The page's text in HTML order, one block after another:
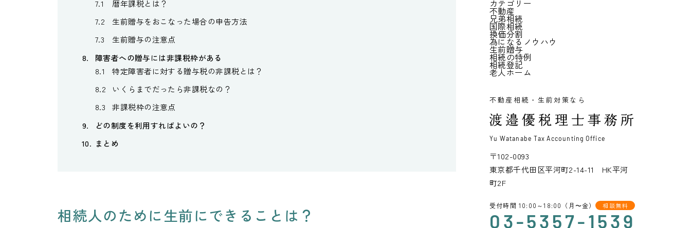
暦年課税とは？
生前贈与をおこなった場合の申告方法
生前贈与の注意点
障害者への贈与には非課税枠がある
特定障害者に対する贈与税の非課税とは？
いくらまでだったら非課税なの？
非課税枠の注意点
どの制度を利用すればよいの？
まとめ
相続人のために生前にできることは？
カテゴリー
不動産
兄弟相続
国際相続
換価分割
為になるノウハウ
生前贈与
相続の特例
相続登記
老人ホーム
不動産相続・生前対策なら
Yu Watanabe Tax Accounting Office
〒102-0093
東京都千代田区平河町2-14-11 HK平河
町2F
受付時間 10:00～18:00（月〜金） 相談無料
03-5357-1539